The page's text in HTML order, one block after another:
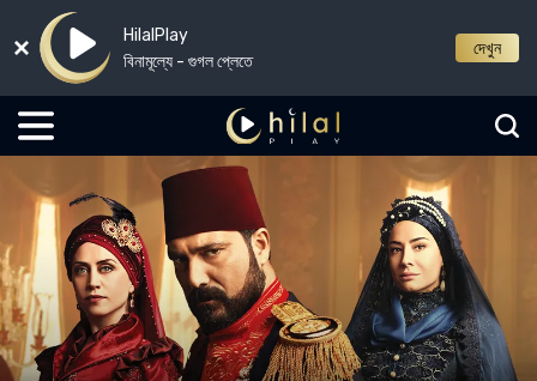
HilalPlay
বিনামূল্যে - গুগল প্লেতে
দেখুন